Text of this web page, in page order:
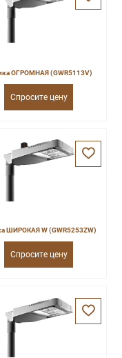
ОГРОМНАЯ (GWR5113V)
Спросите цену
ШИРОКАЯ W (GWR5253ZW)
Спросите цену